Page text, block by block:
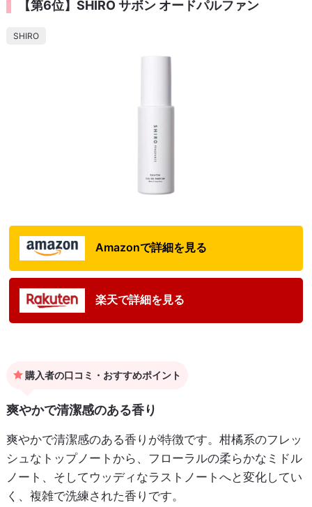
【第6位】SHIRO サボン オードパルファン
SHIRO
Amazonで詳細を見る
楽天で詳細を見る
購入者の口コミ・おすすめポイント
爽やかで清潔感のある香り
爽やかで清潔感のある香りが特徴です。柑橘系のフレッ
シュなトップノートから、フローラルの柔らかなミドル
ノート、そしてウッディなラストノートへと変化してい
く、複雑で洗練された香りです。